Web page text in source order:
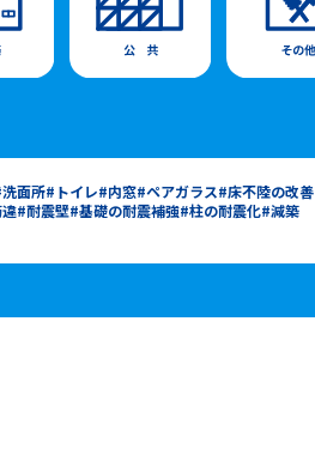
洗面所 トイレ 内窓 ペアガラス 床不陸の改善
耐震壁 基礎の耐震補強 柱の耐震化 減築